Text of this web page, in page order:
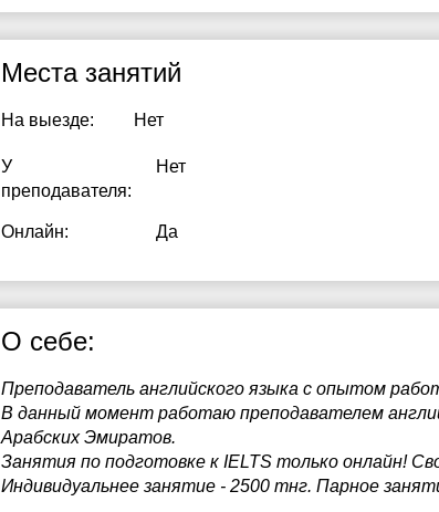
Места занятий
На выезде: Нет
У
преподавателя:
Нет
Онлайн: Да
О себе:
Преподаватель английского языка с опытом
В данный момент работаю преподавателем
Арабских Эмиратов.
Занятия по подготовке к IELTS только онлайн!
Индивидуальнее занятие - 2500 тнг. Парное